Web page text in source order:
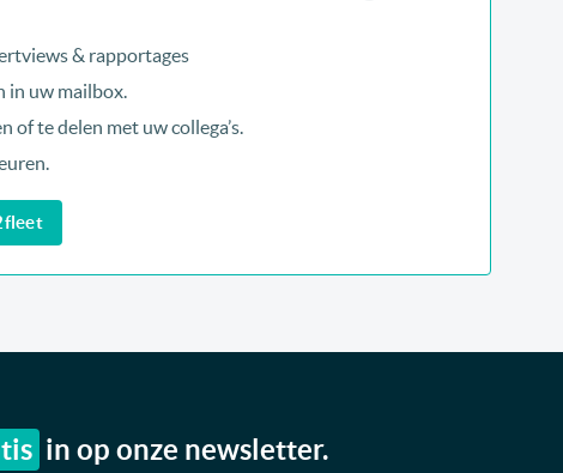
& rapportages
in uw mailbox.
te delen met uw collega’s.
in op onze newsletter.